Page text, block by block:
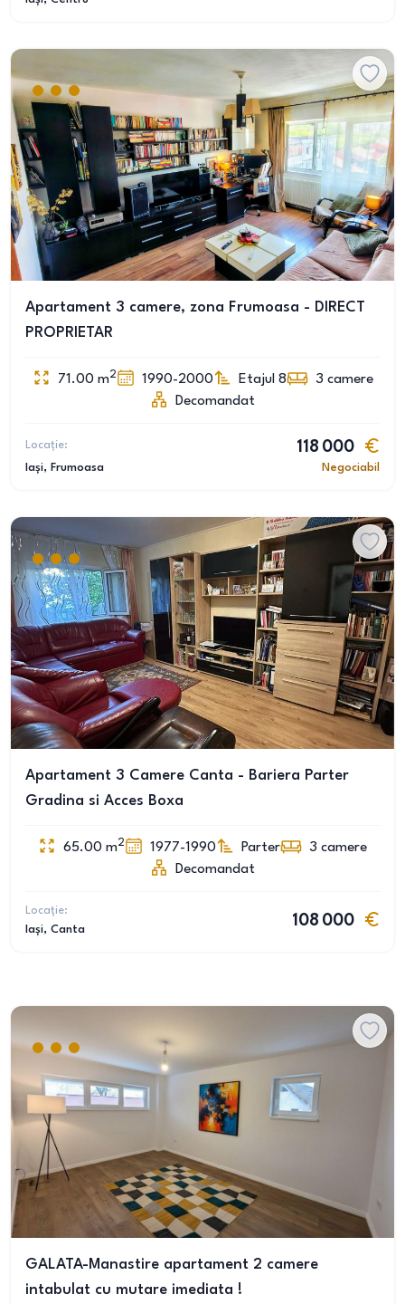
Apartament 3 camere, zona Frumoasa - DIRECT
PROPRIETAR
71.00 m2 1990-2000 Etajul 8 3 camere
Decomandat
Locație:
Iași, Frumoasa
118 000
Negociabil
Apartament 3 Camere Canta - Bariera Parter
Gradina si Acces Boxa
65.00 m2 1977-1990 Parter 3 camere
Decomandat
Locație:
Iași, Canta
108 000
GALATA-Manastire apartament 2 camere
intabulat cu mutare imediata !